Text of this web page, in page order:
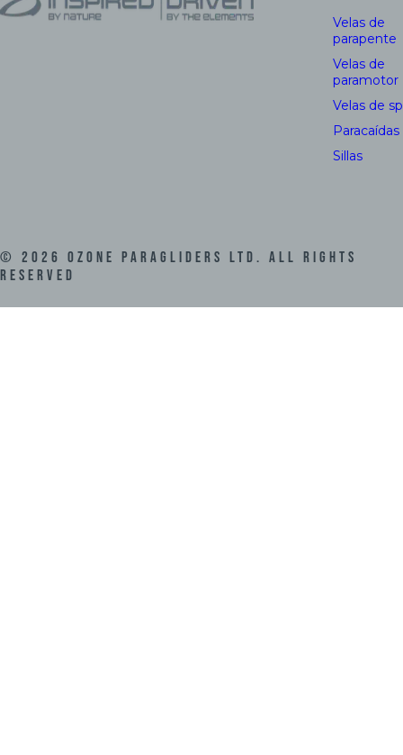
Velas de
parapente
Velas de
paramotor
Velas de
Paracaídas
Sillas
© 2026 Ozone Paragliders LTD. All Rights
Reserved